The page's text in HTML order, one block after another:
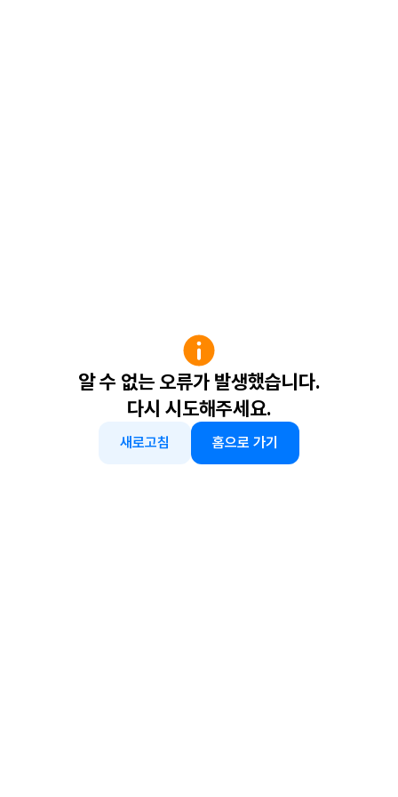
알 수 없는 오류가 발생했습니다.
다시 시도해주세요.
새로고침 홈으로 가기